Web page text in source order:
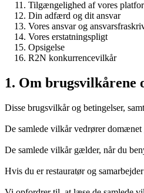
Tilgængelighed af vores
Din adfærd og dit ansvar
Vores ansvar og
Vores erstatningspligt
Opsigelse
R2N konkurrencevilkår
1. Om brugsvilkårene
Disse brugsvilkår og betingelser,
De samlede vilkår vedrører domænet
De samlede vilkår gælder, når du
Hvis du er restauratør og